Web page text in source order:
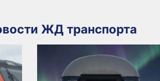
ЖД транспорта